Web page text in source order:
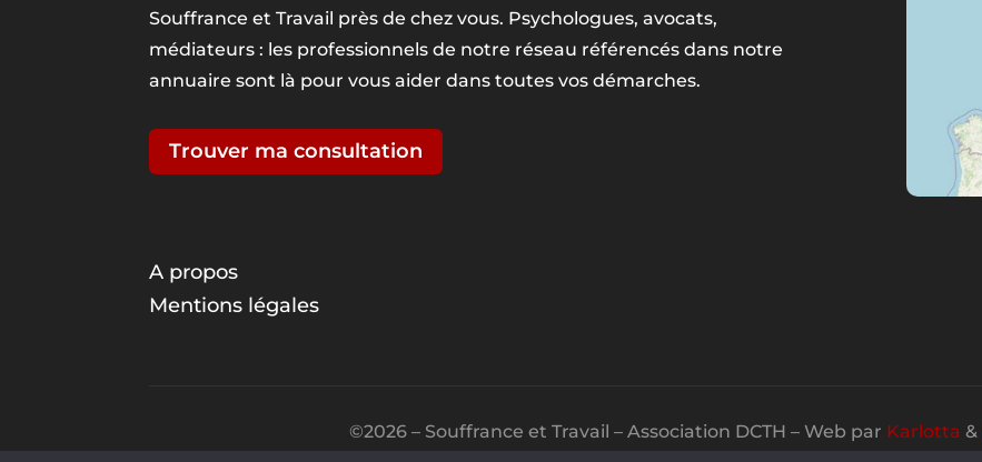
Souffrance et Travail près de chez vous. Psychologues, avocats,
médiateurs : les professionnels de notre réseau référencés dans notre
annuaire sont là pour vous aider dans toutes vos démarches.
Trouver ma consultation
A propos
Mentions légales
©2026 – Souffrance et Travail – Association DCTH – Web par Karlotta &